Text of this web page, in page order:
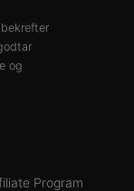
og
Program